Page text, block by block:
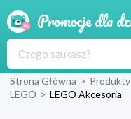
Strona Główna > Produkty
LEGO > LEGO Akcesoria